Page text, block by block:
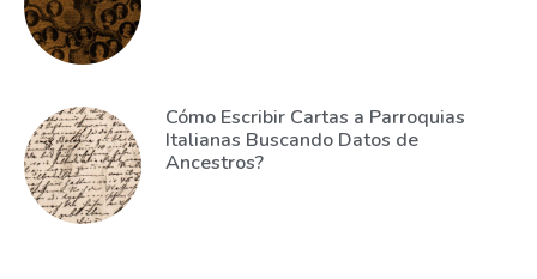
Cómo Escribir Cartas a Parroquias
Italianas Buscando Datos de
Ancestros?